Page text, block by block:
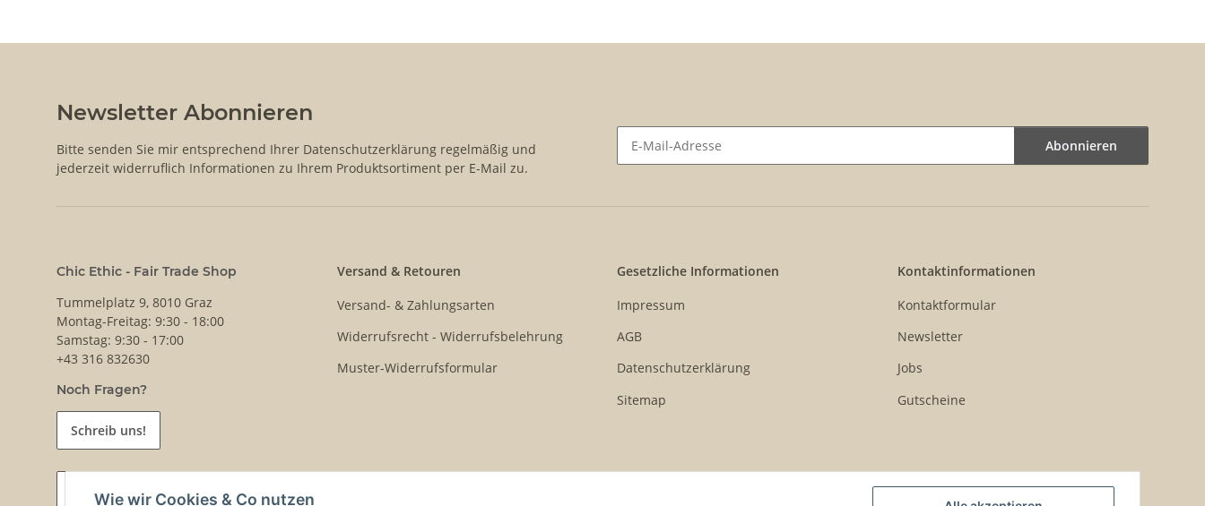
Wie wir Cookies & Co nutzen
Newsletter Abonnieren
Bitte senden Sie mir entsprechend Ihrer Datenschutzerklärung regelmäßig und
jederzeit widerruflich Informationen zu Ihrem Produktsortiment per E-Mail zu.
Abonnieren
Chic Ethic - Fair Trade Shop
Tummelplatz 9, 8010 Graz
Montag-Freitag: 9:30 - 18:00
Samstag: 9:30 - 17:00
+43 316 832630
Noch Fragen?
Schreib uns!
Versand & Retouren
Versand- & Zahlungsarten
Widerrufsrecht - Widerrufsbelehrung
Muster-Widerrufsformular
Gesetzliche Informationen
Impressum
AGB
Datenschutzerklärung
Sitemap
Kontaktinformationen
Kontaktformular
Newsletter
Jobs
Gutscheine
Vertrag widerrufen